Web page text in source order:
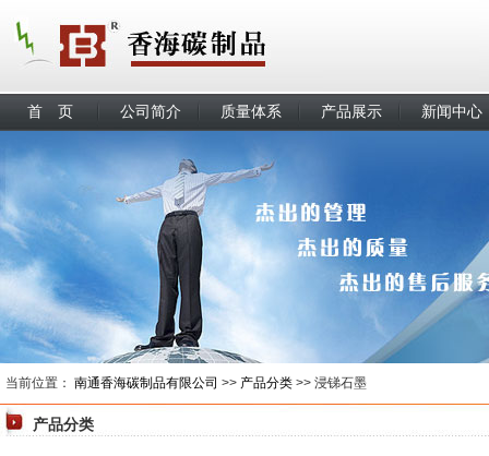
首 页 公司简介 质量体系 产品展示 新闻中心
当前位置： 南通香海碳制品有限公司 >> 产品分类 >> 浸锑石墨
产品分类